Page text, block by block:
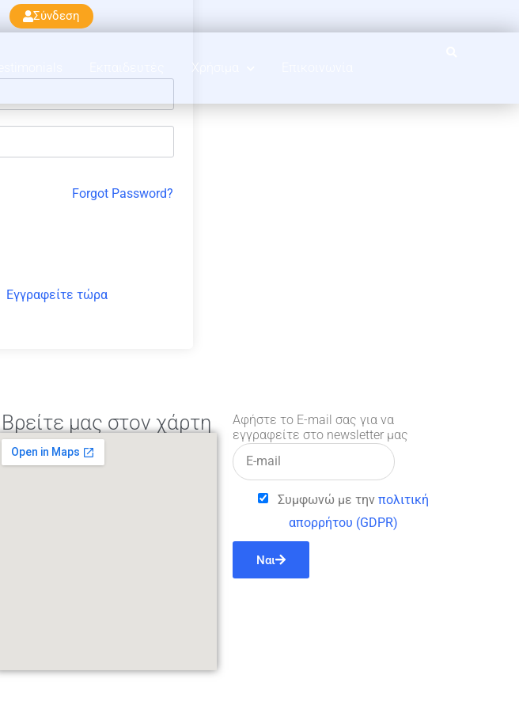
Σύνδεση
Χρήσιμα
Forgot Password?
Εγγραφείτε τώρα
Βρείτε μας στον χάρτη
Αφήστε το E-mail σας για να
εγγραφείτε στο newsletter μας
Συμφωνώ με την πολιτική
απορρήτου (GDPR)
Ναι